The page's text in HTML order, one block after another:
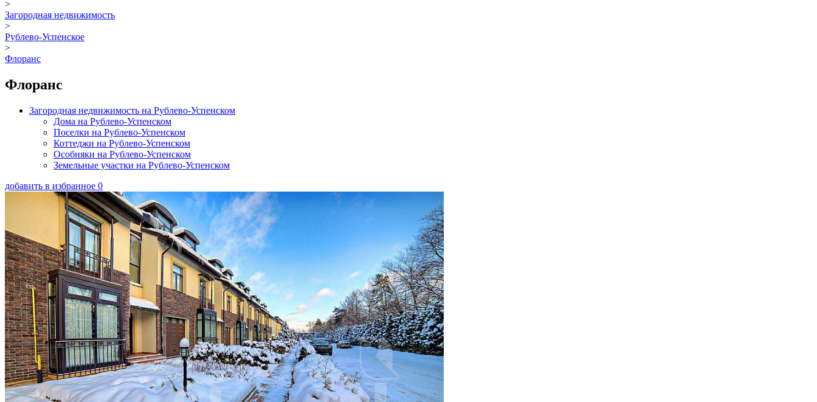
>
Загородная недвижимость
>
Рублево-Успенское
>
Флоранс
Флоранс
Загородная недвижимость на Рублево-Успенском
Дома на Рублево-Успенском
Поселки на Рублево-Успенском
Коттеджи на Рублево-Успенском
Особняки на Рублево-Успенском
Земельные участки на Рублево-Успенском
добавить в избранное 0